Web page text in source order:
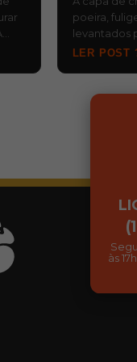
d…
poeira,
levantados
o baú ainda
LER POST
às